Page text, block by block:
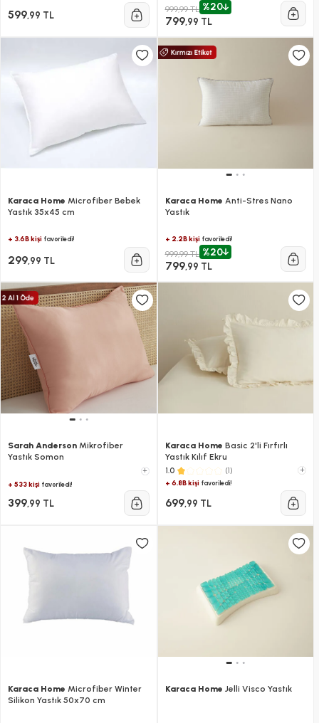
599,99 TL
999,99 TL %20
799,99 TL
Karaca Home Microfiber Bebek
Yastık 35x45 cm
+ 3.6B kişi favoriledi!
299,99 TL
Karaca Home Anti-Stres Nano
Yastık
+ 2.2B kişifavoriledi!
999,99 TL %20
799,99 TL
Sarah Anderson Mikrofiber
Yastık Somon
+
+ 533 kişi favoriledi!
399,99 TL
Karaca Home Basic 2'li Fırfırlı
Yastık Kılıf Ekru
1.0 (1)
+
+ 6.8B kişifavoriledi!
699,99 TL
Karaca Home Microfiber Winter
Silikon Yastık 50x70 cm
Karaca Home Jelli Visco Yastık